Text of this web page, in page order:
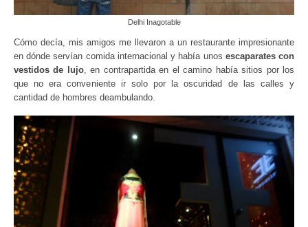
Delhi Inagotable
Cómo decía, mis amigos me llevaron a un restaurante impresionante
en dónde servían comida internacional y había unos escaparates con
vestidos de lujo, en contrapartida en el camino había sitios por los
que no era conveniente ir solo por la oscuridad de las calles y
cantidad de hombres deambulando.